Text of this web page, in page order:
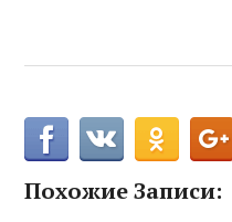
Похожие Записи: